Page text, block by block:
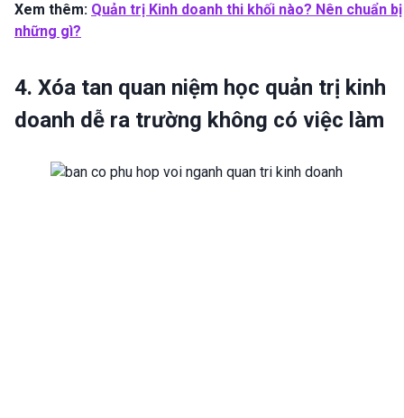
Xem thêm: Quản trị Kinh doanh thi khối nào? Nên chuẩn bị
những gì?
4. Xóa tan quan niệm học quản trị kinh
doanh dễ ra trường không có việc làm